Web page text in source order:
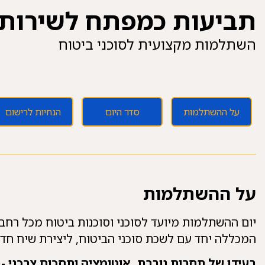
תביעות כמפתח לשירות
השתלמות מקצועית לסוכני ביטוח
על ההשתלמות סדר היום הנחיות לרישום
על ההשתלמות
יום ההשתלמות מיועד לסוכני וסוכנות ביטוח מכל
המכללה יחד עם לשכת סוכני הביטוח, ליצירת שיח